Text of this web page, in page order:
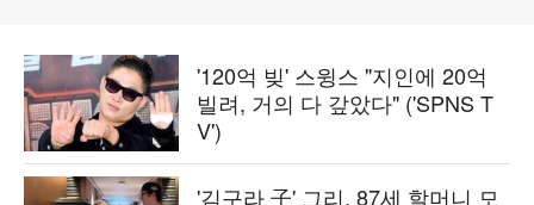
'120억 빚' 스윙스 "지인에 20억
빌려, 거의 다 갚았다" ('SPNS T
V')
'김구라 子' 그리, 87세 할머니 모